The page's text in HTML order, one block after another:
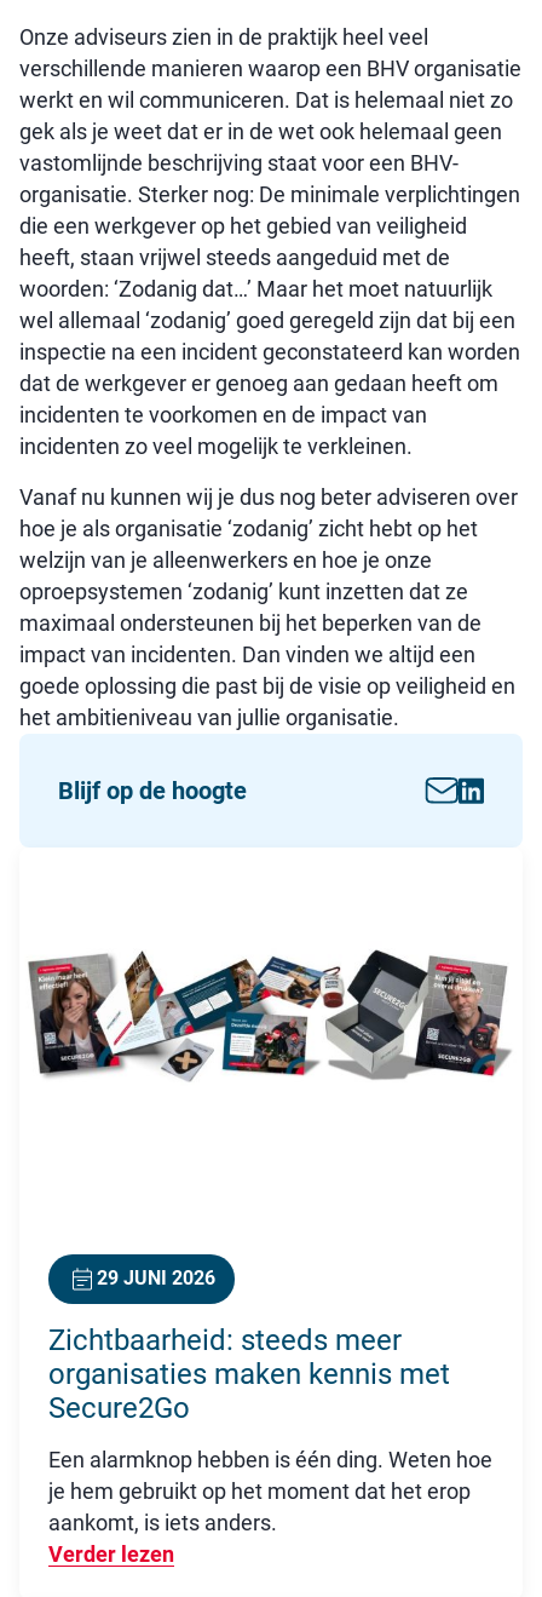
Onze adviseurs zien in de praktijk heel veel
verschillende manieren waarop een BHV organisatie
werkt en wil communiceren. Dat is helemaal niet zo
gek als je weet dat er in de wet ook helemaal geen
vastomlijnde beschrijving staat voor een BHV-
organisatie. Sterker nog: De minimale verplichtingen
die een werkgever op het gebied van veiligheid
heeft, staan vrijwel steeds aangeduid met de
woorden: ‘Zodanig dat…’ Maar het moet natuurlijk
wel allemaal ‘zodanig’ goed geregeld zijn dat bij een
inspectie na een incident geconstateerd kan worden
dat de werkgever er genoeg aan gedaan heeft om
incidenten te voorkomen en de impact van
incidenten zo veel mogelijk te verkleinen.
Vanaf nu kunnen wij je dus nog beter adviseren over
hoe je als organisatie ‘zodanig’ zicht hebt op het
welzijn van je alleenwerkers en hoe je onze
oproepsystemen ‘zodanig’ kunt inzetten dat ze
maximaal ondersteunen bij het beperken van de
impact van incidenten. Dan vinden we altijd een
goede oplossing die past bij de visie op veiligheid en
het ambitieniveau van jullie organisatie.
Blijf op de hoogte
29 JUNI 2026
Zichtbaarheid: steeds meer
organisaties maken kennis met
Secure2Go
Een alarmknop hebben is één ding. Weten hoe
je hem gebruikt op het moment dat het erop
aankomt, is iets anders.
Verder lezen